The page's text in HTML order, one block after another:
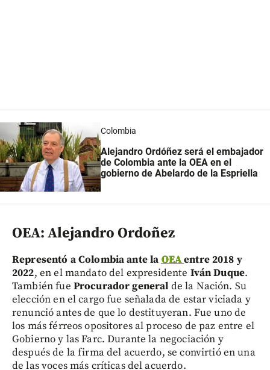
Colombia
Alejandro Ordóñez será el embajador
de Colombia ante la OEA en el
gobierno de Abelardo de la Espriella
OEA: Alejandro Ordoñez
Representó a Colombia ante la OEAentre 2018 y
2022, en el mandato del expresidente Iván Duque.
También fue Procurador general de la Nación. Su
elección en el cargo fue señalada de estar viciada y
renunció antes de que lo destituyeran. Fue uno de
los más férreos opositores al proceso de paz entre el
Gobierno y las Farc. Durante la negociación y
después de la firma del acuerdo, se convirtió en una
de las voces más críticas del acuerdo.